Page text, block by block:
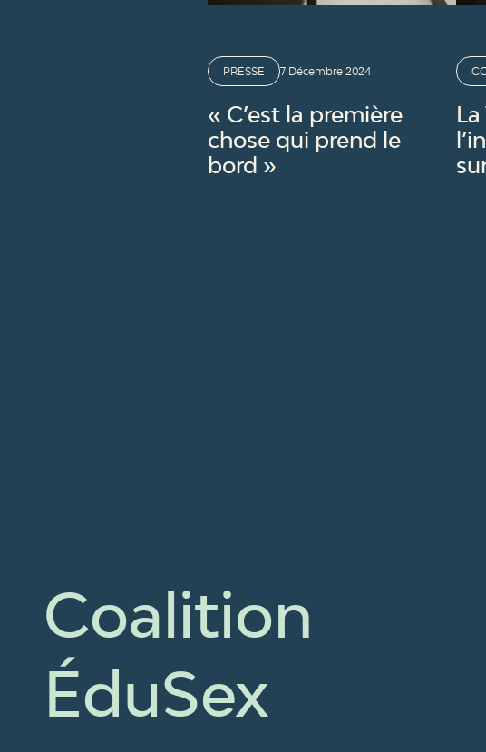
PRESSE 7 Décembre 2024
« C’est la première
chose qui prend le
bord »
Coalition
ÉduSex